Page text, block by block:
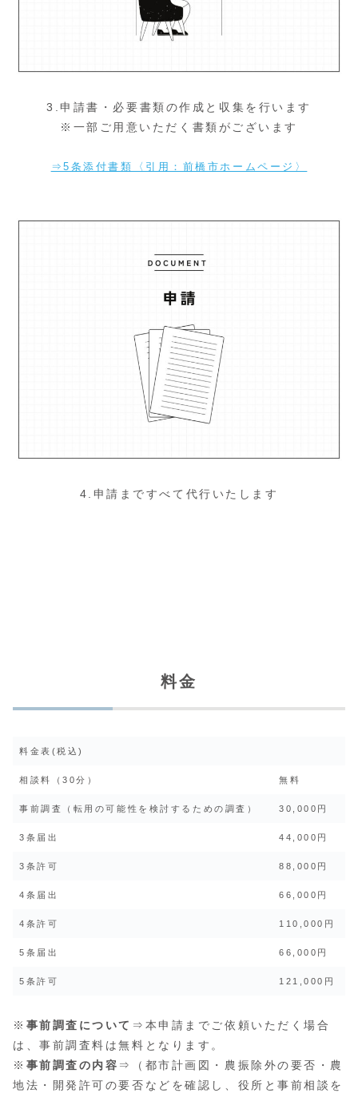
3.申請書・必要書類の作成と収集を行います
※一部ご用意いただく書類がございます
⇒5条添付書類〈引用：前橋市ホームページ〉
4.申請まですべて代行いたします
料金
料金表(税込)
相談料（30分） 無料
事前調査（転用の可能性を検討するための調査） 30,000円
3条届出 44,000円
3条許可 88,000円
4条届出 66,000円
4条許可 110,000円
5条届出 66,000円
5条許可 121,000円
※ 事前調査について ⇒本申請までご依頼いただく場合
は、事前調査料は無料となります。
※ 事前調査の内容 ⇒（都市計画図・農振除外の要否・農
地法・開発許可の要否などを確認し、役所と事前相談を